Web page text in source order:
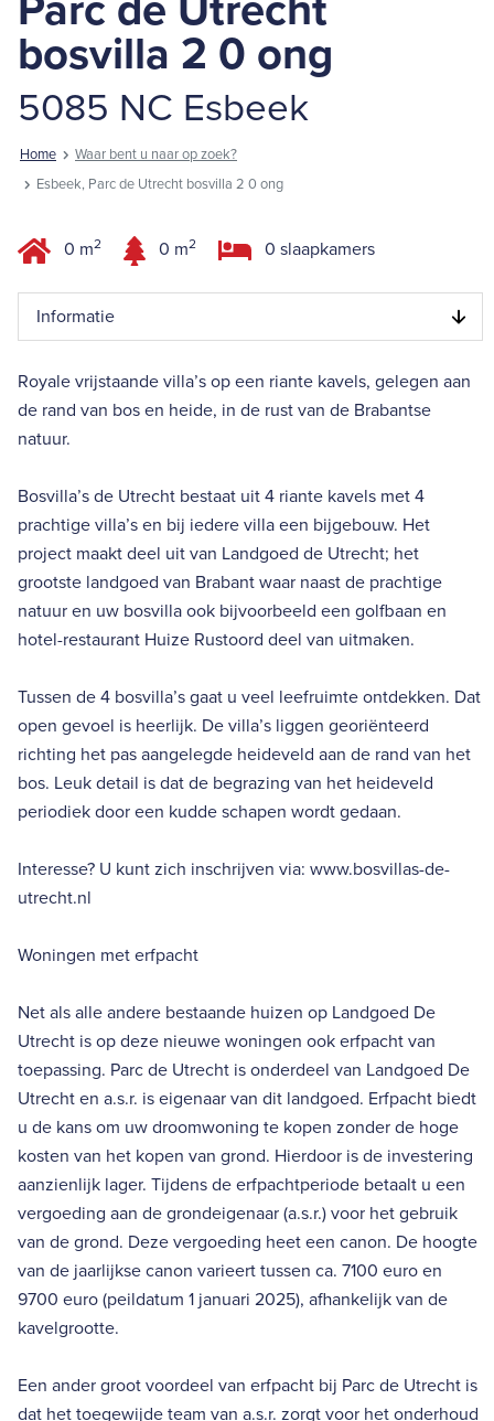
bosvilla 2 0 ong
5085 NC Esbeek
Home
Waar bent u naar op zoek?
Esbeek, Parc de Utrecht bosvilla 2 0 ong
0 m2 0 m2 0 slaapkamers
Informatie
Royale vrijstaande villa’s op een riante kavels, gelegen aan
de rand van bos en heide, in de rust van de Brabantse
natuur.
Bosvilla’s de Utrecht bestaat uit 4 riante kavels met 4
prachtige villa’s en bij iedere villa een bijgebouw. Het
project maakt deel uit van Landgoed de Utrecht; het
grootste landgoed van Brabant waar naast de prachtige
natuur en uw bosvilla ook bijvoorbeeld een golfbaan en
hotel-restaurant Huize Rustoord deel van uitmaken.
Tussen de 4 bosvilla’s gaat u veel leefruimte ontdekken. Dat
open gevoel is heerlijk. De villa’s liggen georiënteerd
richting het pas aangelegde heideveld aan de rand van het
bos. Leuk detail is dat de begrazing van het heideveld
periodiek door een kudde schapen wordt gedaan.
Interesse? U kunt zich inschrijven via: www.bosvillas-de-
utrecht.nl
Woningen met erfpacht
Net als alle andere bestaande huizen op Landgoed De
Utrecht is op deze nieuwe woningen ook erfpacht van
toepassing. Parc de Utrecht is onderdeel van Landgoed De
Utrecht en a.s.r. is eigenaar van dit landgoed. Erfpacht biedt
u de kans om uw droomwoning te kopen zonder de hoge
kosten van het kopen van grond. Hierdoor is de investering
aanzienlijk lager. Tijdens de erfpachtperiode betaalt u een
vergoeding aan de grondeigenaar (a.s.r.) voor het gebruik
van de grond. Deze vergoeding heet een canon. De hoogte
van de jaarlijkse canon varieert tussen ca. 7100 euro en
9700 euro (peildatum 1 januari 2025), afhankelijk van de
kavelgrootte.
Een ander groot voordeel van erfpacht bij Parc de Utrecht is
dat het toegewijde team van a.s.r. zorgt voor het onderhoud